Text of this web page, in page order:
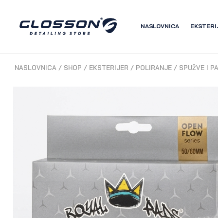
NASLOVNICA
NASLOVNICA / SHOP / EKSTERIJER / POLIRANJE / SPUŽVE I